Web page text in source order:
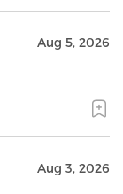
Aug 5, 2026
Aug 3, 2026